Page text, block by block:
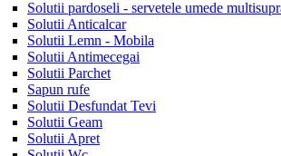
Solutii pardoseli - servetele umede
Solutii Anticalcar
Solutii Lemn - Mobila
Solutii Antimecegai
Solutii Parchet
Sapun rufe
Solutii Desfundat Tevi
Solutii Geam
Solutii Apret